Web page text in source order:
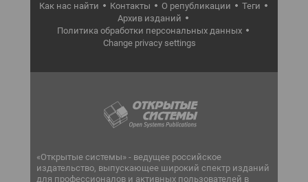
Как нас найти
Контакты О републикации
Теги
Архив изданий
Политика обработки персональных данных
Change privacy settings
«Открытые системы» - ведущее российское
издательство, выпускающее широкий спектр изданий
для профессионалов и активных пользователей в